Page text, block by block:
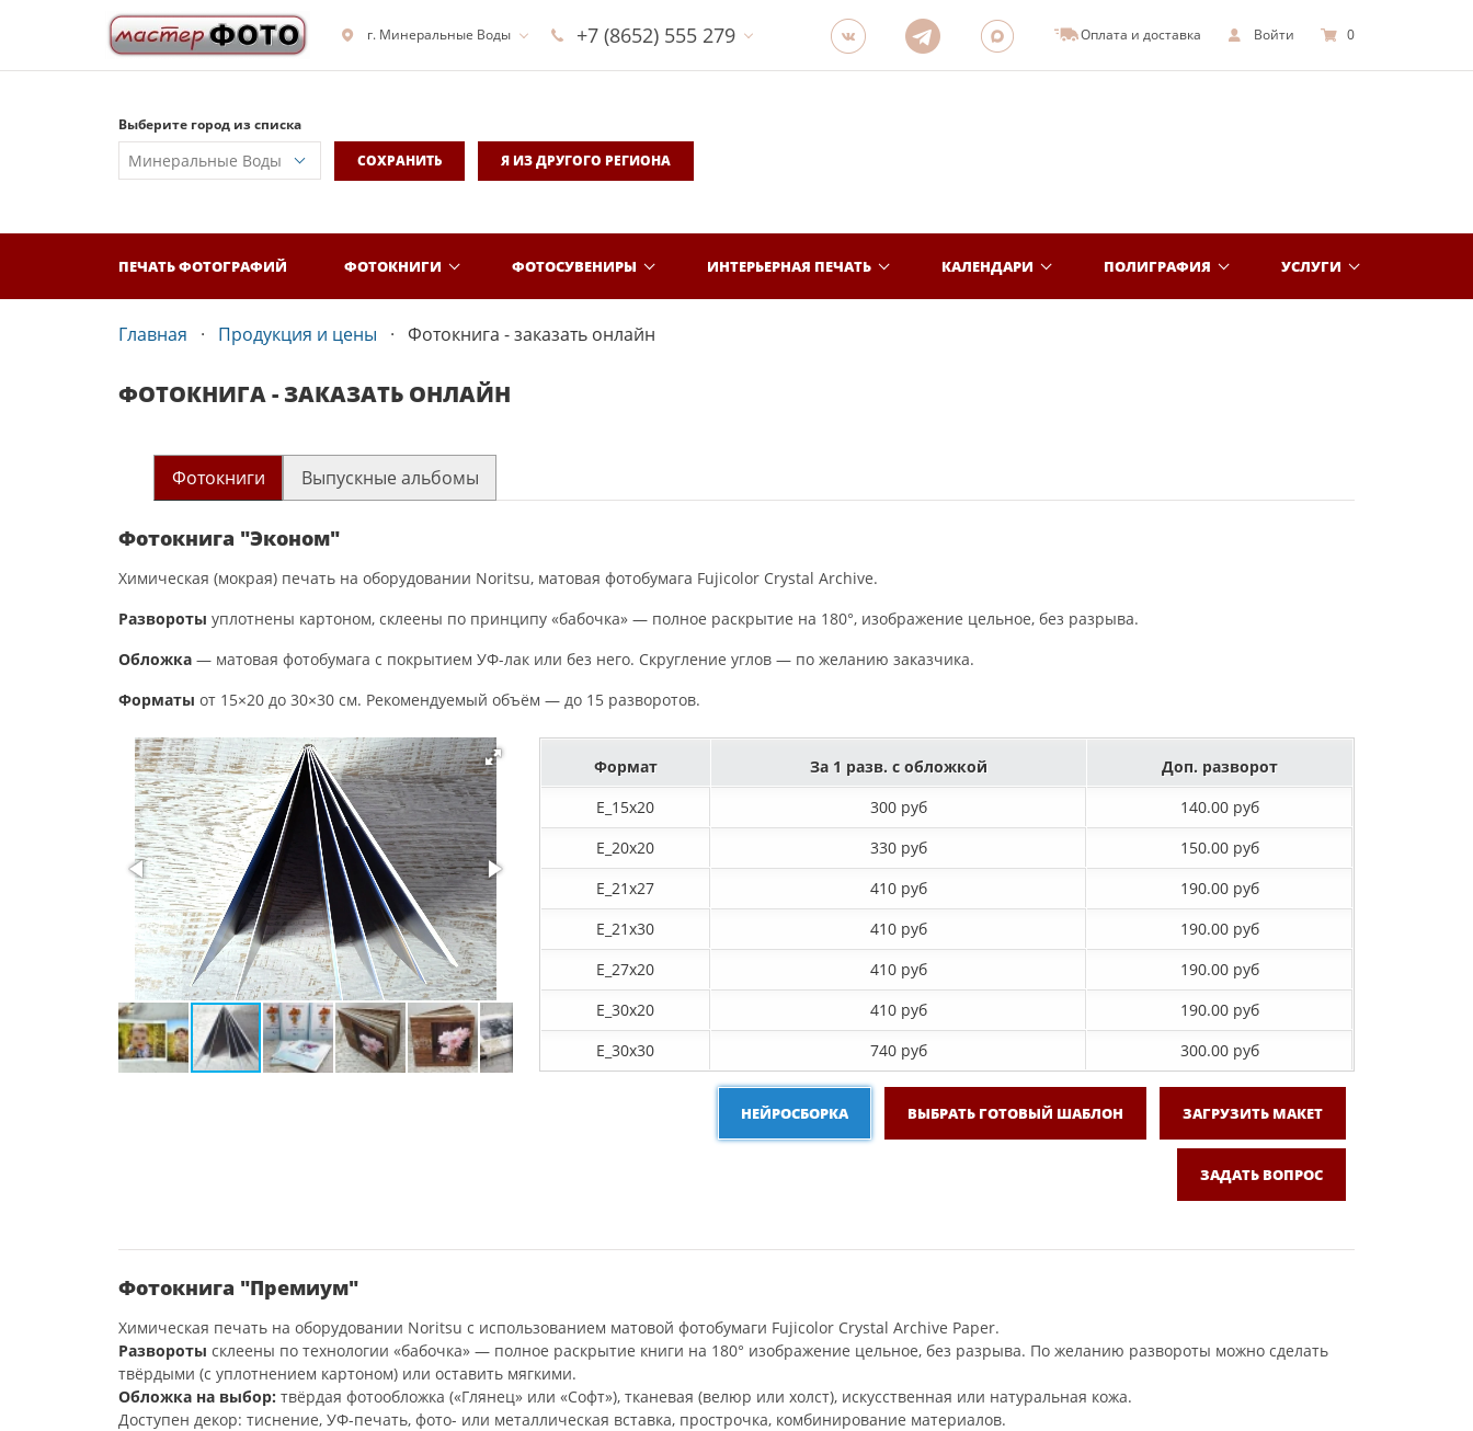
г. Минеральные Воды +7 (8652) 555 279 Оплата и доставка Войти 0
Выберите город из списка
СОХРАНИТЬ
Я ИЗ ДРУГОГО РЕГИОНА
ПЕЧАТЬ ФОТОГРАФИЙ ФОТОКНИГИ ФОТОСУВЕНИРЫ ИНТЕРЬЕРНАЯ ПЕЧАТЬ КАЛЕНДАРИ ПОЛИГРАФИЯ УСЛУГИ
Главная Продукция и цены Фотокнига - заказать онлайн
ФОТОКНИГА - ЗАКАЗАТЬ ОНЛАЙН
Фотокниги Выпускные альбомы
Фотокнига "Эконом"
Химическая (мокрая) печать на оборудовании Noritsu, матовая фотобумага Fujicolor Crystal Archive.
Развороты уплотнены картоном, склеены по принципу «бабочка» — полное раскрытие на 180°, изображение цельное, без разрыва.
Обложка — матовая фотобумага с покрытием УФ-лак или без него. Скругление углов — по желанию заказчика.
Форматы от 15×20 до 30×30 см. Рекомендуемый объём — до 15 разворотов.
Формат За 1 разв. с обложкой
Доп. разворот
E_15х20
300 руб
140.00 руб
E_20х20
330 руб
150.00 руб
E_21х27
410 руб
190.00 руб
E_21х30
410 руб
190.00 руб
E_27x20
410 руб
190.00 руб
E_30x20
410 руб
190.00 руб
E_30х30
740 руб 300.00 руб
НЕЙРОСБОРКА ВЫБРАТЬ ГОТОВЫЙ ШАБЛОН ЗАГРУЗИТЬ МАКЕТ
ЗАДАТЬ ВОПРОС
Фотокнига "Премиум"
Химическая печать на оборудовании Noritsu с использованием матовой фотобумаги Fujicolor Crystal Archive Paper.
Развороты склеены по технологии «бабочка» — полное раскрытие книги на 180° изображение цельное, без разрыва. По желанию развороты можно сделать
твёрдыми (с уплотнением картоном) или оставить мягкими.
Обложка на выбор: твёрдая фотообложка («Глянец» или «Софт»), тканевая (велюр или холст), искусственная или натуральная кожа.
Доступен декор: тиснение, УФ-печать, фото- или металлическая вставка, прострочка, комбинирование материалов.